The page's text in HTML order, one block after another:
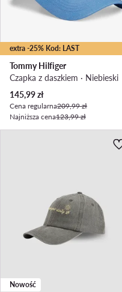
extra -25% Kod: LAST
Tommy Hilfiger
Czapka z daszkiem · Niebieski
Aktualna cena
145,99zł
Cena regularna209,99 zł
Najniższa cena123,99 zł
Nowość